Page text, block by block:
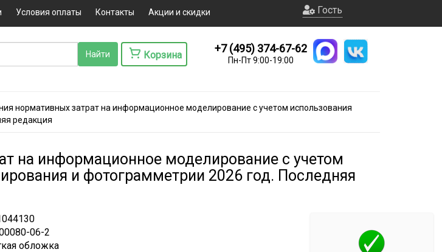
Условия оплаты Контакты Акции и скидки Гость
Корзина
+7 (495) 374-67-62
Пн-Пт 9:00-19:00
нормативных затрат на информационное моделирование с учетом использования
редакция
на информационное моделирование с учетом
и фотограмметрии 2026 год. Последняя
06-2
обложка